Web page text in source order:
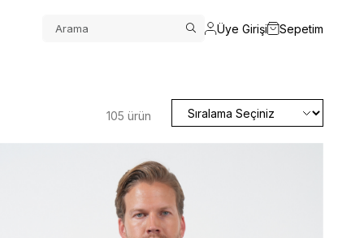
Üye Girişi Sepetim
105 ürün